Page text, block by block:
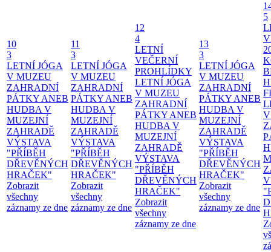
10
3
LETNÍ JÓGA
V MUZEU
ZAHRADNÍ
PÁTKY ANEB
HUDBA V
MUZEJNÍ
ZAHRADĚ
VÝSTAVA
"PŘÍBĚH
DŘEVĚNÝCH
HRAČEK"
Zobrazit
všechny
záznamy ze dne
11
3
LETNÍ JÓGA
V MUZEU
ZAHRADNÍ
PÁTKY ANEB
HUDBA V
MUZEJNÍ
ZAHRADĚ
VÝSTAVA
"PŘÍBĚH
DŘEVĚNÝCH
HRAČEK"
Zobrazit
všechny
záznamy ze dne
12
4
LETNÍ
VEČERNÍ
PROHLÍDKY
LETNÍ JÓGA
V MUZEU
ZAHRADNÍ
PÁTKY ANEB
HUDBA V
MUZEJNÍ
ZAHRADĚ
VÝSTAVA
"PŘÍBĚH
DŘEVĚNÝCH
HRAČEK"
Zobrazit
všechny
záznamy ze dne
13
3
LETNÍ JÓGA
V MUZEU
ZAHRADNÍ
PÁTKY ANEB
HUDBA V
MUZEJNÍ
ZAHRADĚ
VÝSTAVA
"PŘÍBĚH
DŘEVĚNÝCH
HRAČEK"
Zobrazit
všechny
záznamy ze dne
5